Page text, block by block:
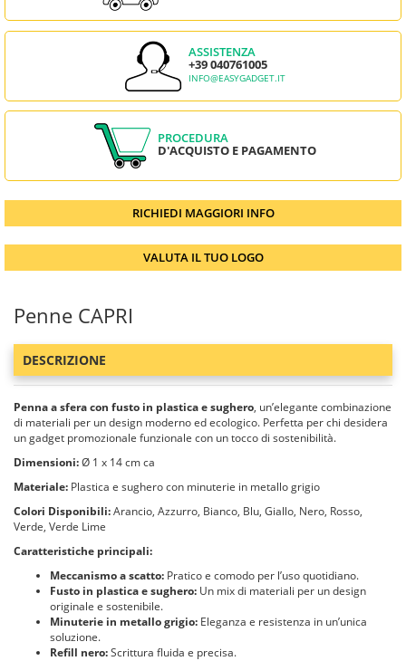
ASSISTENZA
+39 040761005
INFO@EASYGADGET.IT
PROCEDURA
D'ACQUISTO E PAGAMENTO
RICHIEDI MAGGIORI INFO
VALUTA IL TUO LOGO
Penne CAPRI
DESCRIZIONE
Penna a sfera con fusto in plastica e sughero, un’elegante combinazione
di materiali per un design moderno ed ecologico. Perfetta per chi desidera
un gadget promozionale funzionale con un tocco di sostenibilità.
Dimensioni:Ø 1 x 14 cm ca
Materiale: Plastica e sughero con minuterie in metallo grigio
Colori Disponibili:Arancio, Azzurro, Bianco, Blu, Giallo, Nero, Rosso,
Verde, Verde Lime
Caratteristiche principali:
Meccanismo a scatto: Pratico e comodo per l’uso quotidiano.
Fusto in plastica e sughero: Un mix di materiali per un design
originale e sostenibile.
Minuterie in metallo grigio: Eleganza e resistenza in un’unica
soluzione.
Refill nero:Scrittura fluida e precisa.